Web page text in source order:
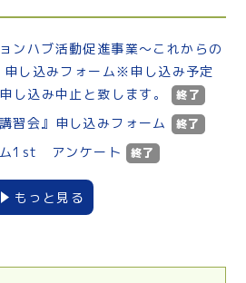
ンハブ活動促進事業～これからの
し込みフォーム※申し込み予定
し込み中止と致します。
終了
習会』申し込みフォーム 終了
ム1st アンケート 終了
もっと見る